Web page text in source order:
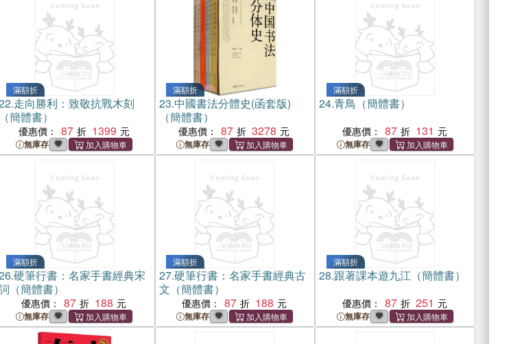
滿額折
走向勝利：致敬抗戰木刻
（簡體書）
優惠價： 87 1399
無庫存
滿額折
23.中國書法分體史(函套版)
（簡體書）
優惠價： 87 3278
無庫存
滿額折
24.青鳥（簡體書）
優惠價： 87 131
無庫存
滿額折
硬筆行書：名家手書經典宋
（簡體書）
優惠價： 87 188
無庫存
滿額折
27.硬筆行書：名家手書經典古
文（簡體書）
優惠價： 87 188
無庫存
滿額折
28.跟著課本遊九江（簡體書）
優惠價： 87 251
無庫存